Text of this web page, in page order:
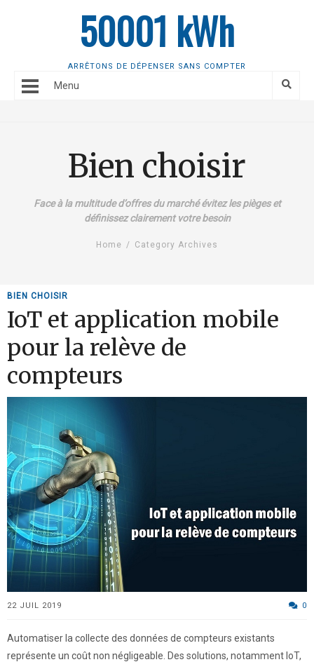
50001 kWh
ARRÊTONS DE DÉPENSER SANS COMPTER
Menu
Bien choisir
Face à la multitude d’offres du marché évitez les pièges et
définissez clairement votre besoin
Home / Category Archives
BIEN CHOISIR
IoT et application mobile
pour la relève de
compteurs
22 JUIL 2019 0
Automatiser la collecte des données de compteurs existants
représente un coût non négligeable. Des solutions, notamment IoT,